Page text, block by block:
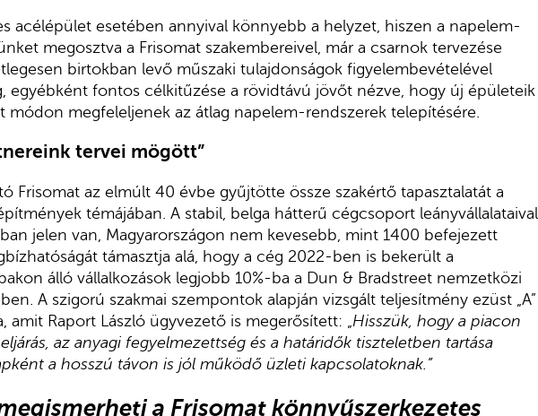
acélépület esetében annyival könnyebb a helyzet, hiszen a napelem-
megosztva a Frisomat szakembereivel, már a csarnok tervezése
birtokban levő műszaki tulajdonságok figyelembevételével
egyébként fontos célkitűzése a rövidtávú jövőt nézve, hogy új épületeik
módon megfeleljenek az átlag napelem-rendszerek telepítésére.
tervei mögött”
Frisomat az elmúlt 40 évbe gyűjtötte össze szakértő tapasztalatát a
témájában. A stabil, belga hátterű cégcsoport leányvállalataival
jelen van, Magyarországon nem kevesebb, mint 1400 befejezett
támasztja alá, hogy a cég 2022-ben is bekerült a
álló vállalkozások legjobb 10%-ba a Dun & Bradstreet nemzetközi
A szigorú szakmai szempontok alapján vizsgált teljesítmény ezüst „A”
amit Raport László ügyvezető is megerősített: „ Hisszük, hogy a piacon
az anyagi fegyelmezettség és a határidők tiszteletben tartása
a hosszú távon is jól működő üzleti kapcsolatoknak.”
a Frisomat könnyűszerkezetes